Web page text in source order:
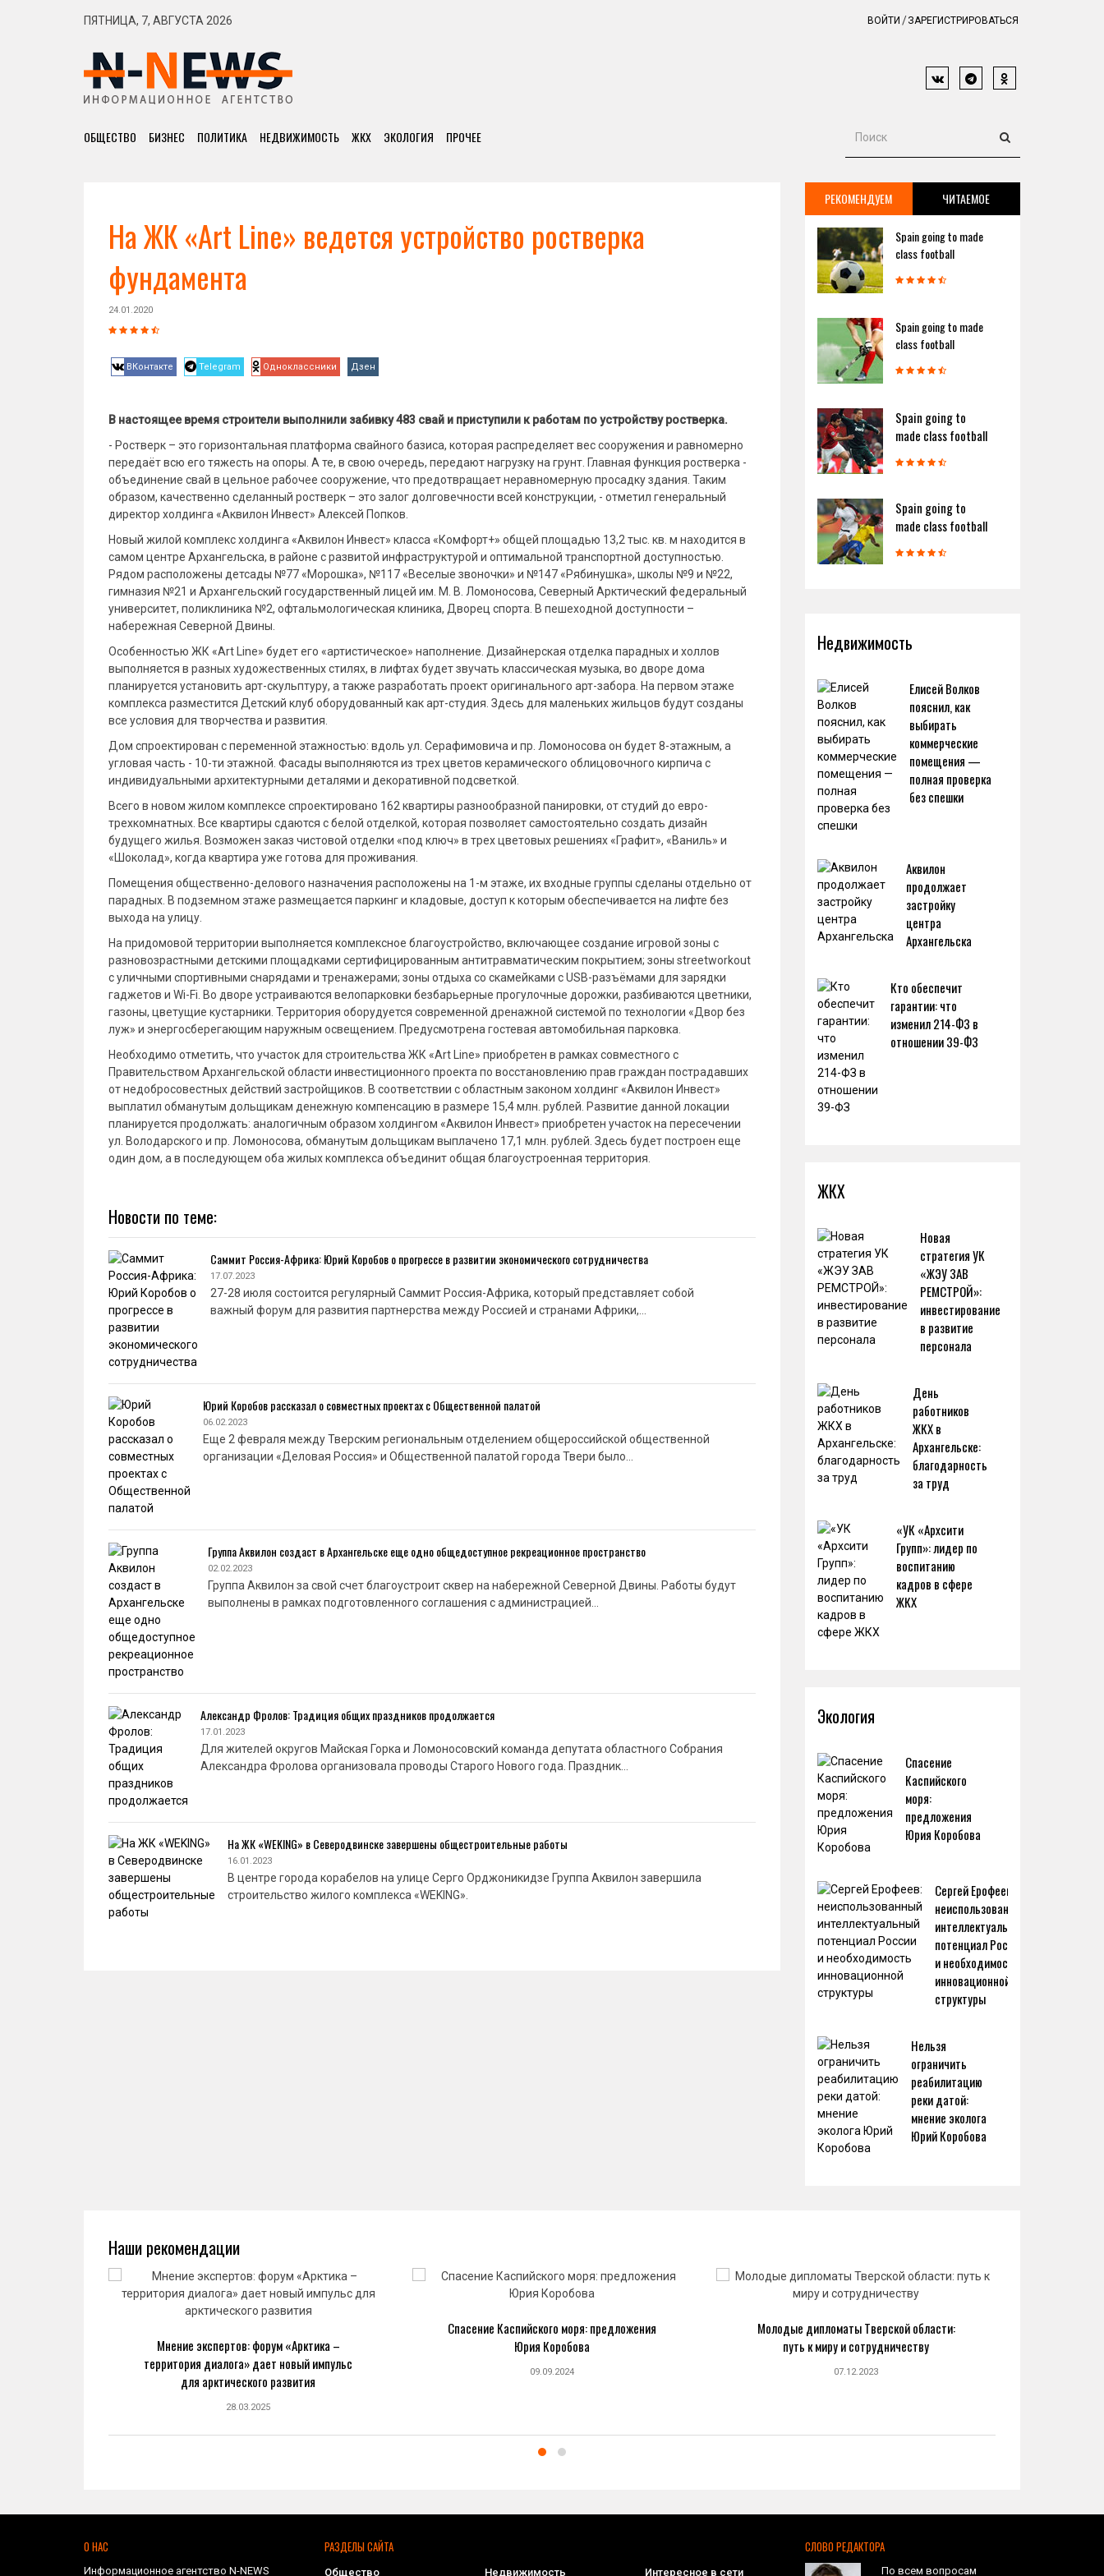
ПЯТНИЦА, 7, АВГУСТА 2026 ВОЙТИ ЗАРЕГИСТРИРОВАТЬСЯ
ОБЩЕСТВО БИЗНЕС ПОЛИТИКА НЕДВИЖИМОСТЬ ЖКХ ЭКОЛОГИЯ ПРОЧЕЕ
На ЖК «Art Line» ведется устройство ростверка
фундамента
24.01.2020
ВКонтакте Telegram Одноклассники Дзен
В настоящее время строители выполнили забивку 483 свай и приступили к работам по устройству ростверка.
- Ростверк – это горизонтальная платформа свайного базиса, которая распределяет вес сооружения и равномерно
передаёт всю его тяжесть на опоры. А те, в свою очередь, передают нагрузку на грунт. Главная функция ростверка -
объединение свай в цельное рабочее сооружение, что предотвращает неравномерную просадку здания. Таким
образом, качественно сделанный ростверк – это залог долговечности всей конструкции, - отметил генеральный
директор холдинга «Аквилон Инвест» Алексей Попков.
Новый жилой комплекс холдинга «Аквилон Инвест» класса «Комфорт+» общей площадью 13,2 тыс. кв. м находится в
самом центре Архангельска, в районе с развитой инфраструктурой и оптимальной транспортной доступностью.
Рядом расположены детсады №77 «Морошка», №117 «Веселые звоночки» и №147 «Рябинушка», школы №9 и №22,
гимназия №21 и Архангельский государственный лицей им. М. В. Ломоносова, Северный Арктический федеральный
университет, поликлиника №2, офтальмологическая клиника, Дворец спорта. В пешеходной доступности –
набережная Северной Двины.
Особенностью ЖК «Art Line» будет его «артистическое» наполнение. Дизайнерская отделка парадных и холлов
выполняется в разных художественных стилях, в лифтах будет звучать классическая музыка, во дворе дома
планируется установить арт-скульптуру, а также разработать проект оригинального арт-забора. На первом этаже
комплекса разместится Детский клуб оборудованный как арт-студия. Здесь для маленьких жильцов будут созданы
все условия для творчества и развития.
Дом спроектирован с переменной этажностью: вдоль ул. Серафимовича и пр. Ломоносова он будет 8-этажным, а
угловая часть - 10-ти этажной. Фасады выполняются из трех цветов керамического облицовочного кирпича с
индивидуальными архитектурными деталями и декоративной подсветкой.
Всего в новом жилом комплексе спроектировано 162 квартиры разнообразной панировки, от студий до евро-
трехкомнатных. Все квартиры сдаются с белой отделкой, которая позволяет самостоятельно создать дизайн
будущего жилья. Возможен заказ чистовой отделки «под ключ» в трех цветовых решениях «Графит», «Ваниль» и
«Шоколад», когда квартира уже готова для проживания.
Помещения общественно-делового назначения расположены на 1-м этаже, их входные группы сделаны отдельно от
парадных. В подземном этаже размещается паркинг и кладовые, доступ к которым обеспечивается на лифте без
выхода на улицу.
На придомовой территории выполняется комплексное благоустройство, включающее создание игровой зоны с
разновозрастными детскими площадками сертифицированным антитравматическим покрытием; зоны streetworkout
с уличными спортивными снарядами и тренажерами; зоны отдыха со скамейками с USB-разъёмами для зарядки
гаджетов и Wi-Fi. Во дворе устраиваются велопарковки безбарьерные прогулочные дорожки, разбиваются цветники,
газоны, цветущие кустарники. Территория оборудуется современной дренажной системой по технологии «Двор без
луж» и энергосберегающим наружным освещением. Предусмотрена гостевая автомобильная парковка.
Необходимо отметить, что участок для строительства ЖК «Art Line» приобретен в рамках совместного с
Правительством Архангельской области инвестиционного проекта по восстановлению прав граждан пострадавших
от недобросовестных действий застройщиков. В соответствии с областным законом холдинг «Аквилон Инвест»
выплатил обманутым дольщикам денежную компенсацию в размере 15,4 млн. рублей. Развитие данной локации
планируется продолжать: аналогичным образом холдингом «Аквилон Инвест» приобретен участок на пересечении
ул. Володарского и пр. Ломоносова, обманутым дольщикам выплачено 17,1 млн. рублей. Здесь будет построен еще
один дом, а в последующем оба жилых комплекса объединит общая благоустроенная территория.
Новости по теме:
Саммит Россия-Африка: Юрий Коробов о прогрессе в развитии экономического сотрудничества
17.07.2023
27-28 июля состоится регулярный Саммит Россия-Африка, который представляет собой
важный форум для развития партнерства между Россией и странами Африки,…
Юрий Коробов рассказал о совместных проектах с Общественной палатой
06.02.2023
Еще 2 февраля между Тверским региональным отделением общероссийской общественной
организации «Деловая Россия» и Общественной палатой города Твери было…
Группа Аквилон создаст в Архангельске еще одно общедоступное рекреационное пространство
02.02.2023
Группа Аквилон за свой счет благоустроит сквер на набережной Северной Двины. Работы будут
выполнены в рамках подготовленного соглашения с администрацией…
Александр Фролов: Традиция общих праздников продолжается
17.01.2023
Для жителей округов Майская Горка и Ломоносовский команда депутата областного Собрания
Александра Фролова организовала проводы Старого Нового года. Праздник…
На ЖК «WEKING» в Северодвинске завершены общестроительные работы
16.01.2023
В центре города корабелов на улице Серго Орджоникидзе Группа Аквилон завершила
строительство жилого комплекса «WEKING».
РЕКОМЕНДУЕМ ЧИТАЕМОЕ
Spain going to made
class football
Spain going to made
class football
Spain going to
made class football
Spain going to
made class football
Недвижимость
Елисей Волков
пояснил, как
выбирать
коммерческие
помещения —
полная проверка
без спешки
Аквилон
продолжает
застройку
центра
Архангельска
Кто обеспечит
гарантии: что
изменил 214-ФЗ в
отношении 39-ФЗ
ЖКХ
Новая
стратегия УК
«ЖЭУ ЗАВ
РЕМСТРОЙ»:
инвестирование
в развитие
персонала
День
работников
ЖКХ в
Архангельске:
благодарность
за труд
«УК «Архсити
Групп»: лидер по
воспитанию
кадров в сфере
ЖКХ
Экология
Спасение
Каспийского
моря:
предложения
Юрия Коробова
Сергей Ерофеев:
неиспользованный
интеллектуальный
потенциал России
и необходимость
инновационной
структуры
Нельзя
ограничить
реабилитацию
реки датой:
мнение эколога
Юрий Коробова
Наши рекомендации
Мнение экспертов: форум «Арктика –
территория диалога» дает новый импульс
для арктического развития
28.03.2025
Спасение Каспийского моря: предложения
Юрия Коробова
09.09.2024
Молодые дипломаты Тверской области:
путь к миру и сотрудничеству
07.12.2023
О НАС
Информационное агентство N-NEWS
РАЗДЕЛЫ САЙТА
Общество Недвижимость Интересное в сети
СЛОВО РЕДАКТОРА
По всем вопросам